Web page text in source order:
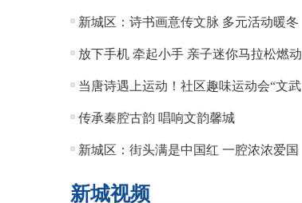
新城区：诗书画意传文脉 多元活动暖冬
放下手机 牵起小手 亲子迷你马拉松燃动
当唐诗遇上运动！社区趣味运动会“文武
传承秦腔古韵 唱响文韵馨城
新城区：街头满是中国红 一腔浓浓爱国
新城视频